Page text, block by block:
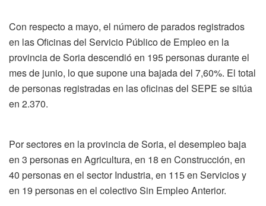
Con respecto a mayo, el número de parados registrados
en las Oficinas del Servicio Público de Empleo en la
provincia de Soria descendió en 195 personas durante el
mes de junio, lo que supone una bajada del 7,60%. El total
de personas registradas en las oficinas del SEPE se sitúa
en 2.370.
Por sectores en la provincia de Soria, el desempleo baja
en 3 personas en Agricultura, en 18 en Construcción, en
40 personas en el sector Industria, en 115 en Servicios y
en 19 personas en el colectivo Sin Empleo Anterior.